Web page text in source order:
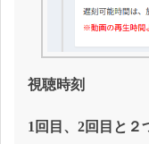
視聴時刻
1回目、2回目と２